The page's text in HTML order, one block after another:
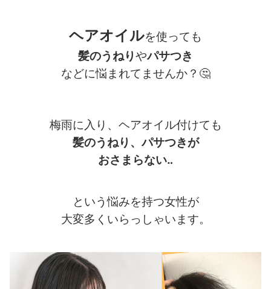
ヘアオイルを使っても
髪のうねりやパサつき
などに悩まれてませんか？ 🤔
梅雨に入り、ヘアオイル付けても
髪のうねり、パサつきが
おさまらない‥
という悩みを持つ女性が
大変多くいらっしゃいます。